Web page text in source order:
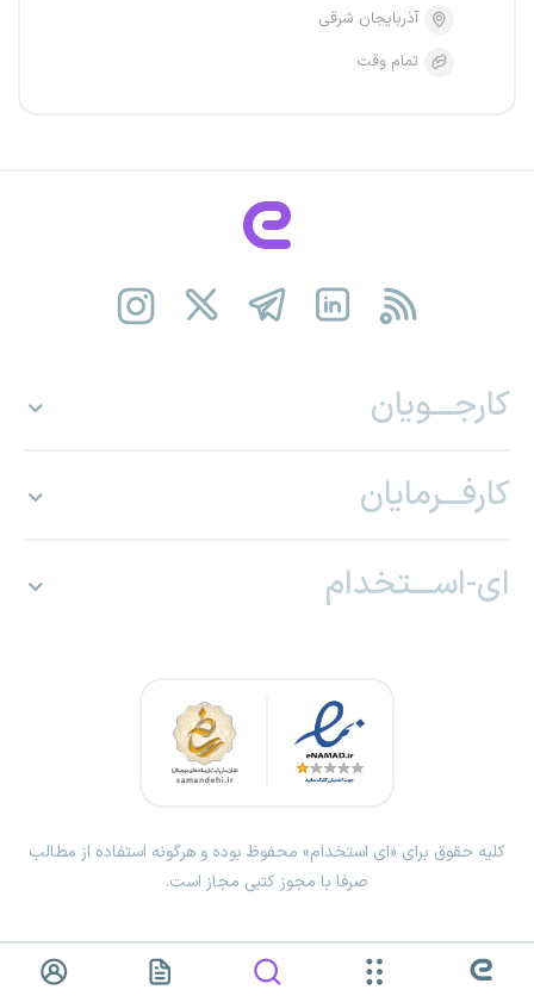
آذربایجان شرقی
تمام وقت
کارجـــویان
کارفـــرمایان
ای-اســـتخدام
کلیه حقوق برای «ای استخدام» محفوظ بوده و هرگونه استفاده از مطالب
صرفا با مجوز کتبی مجاز است.